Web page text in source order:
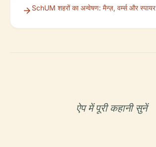
SchUM शहरों का अन्वेषण: मैन्ज़, वर्म्स और स्पायर
ऐप में पूरी कहानी सुनें